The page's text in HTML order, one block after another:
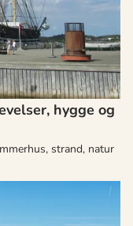
hygge og
strand, natur